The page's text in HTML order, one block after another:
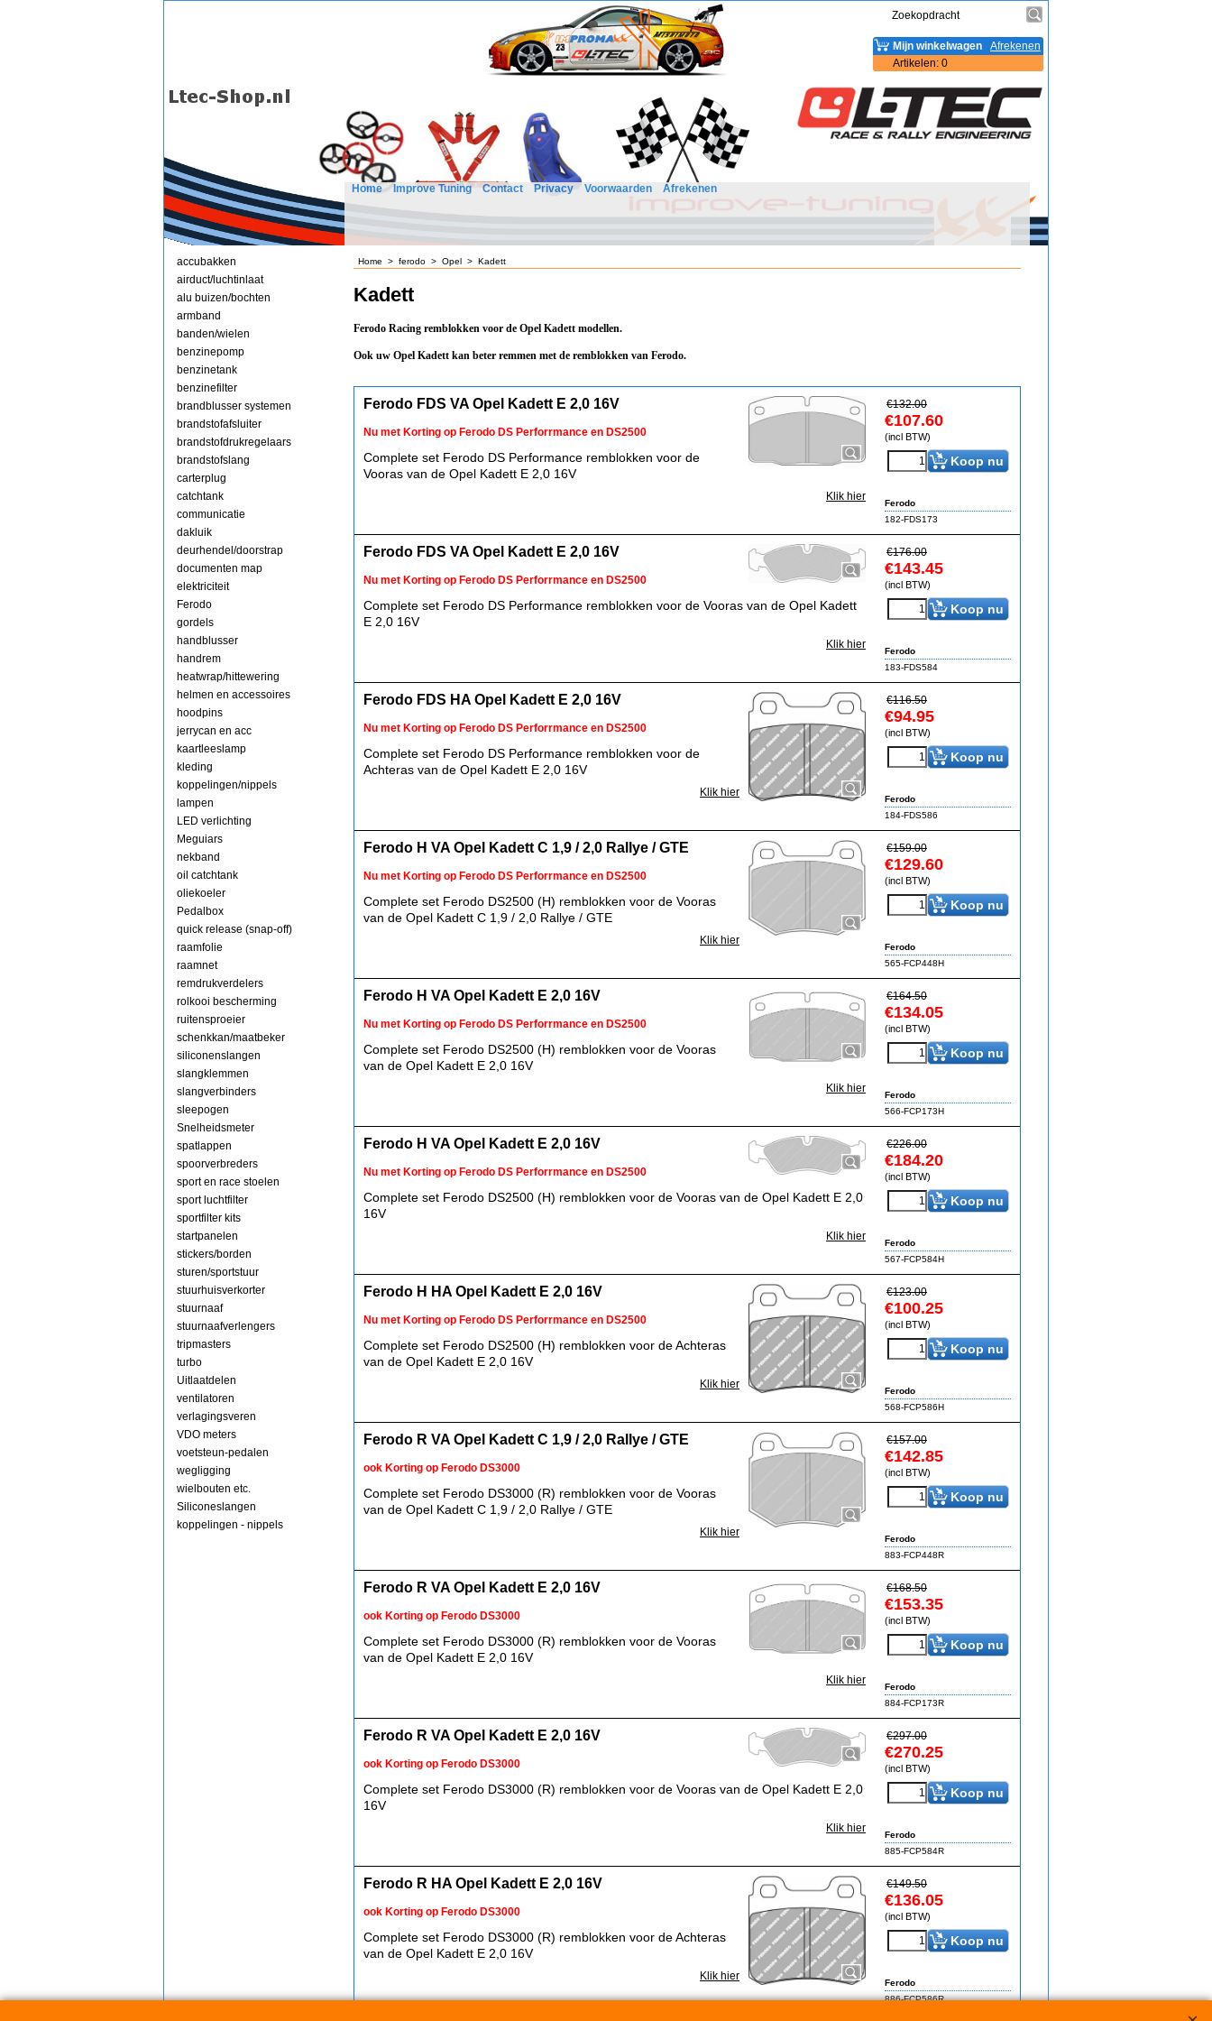
Afrekenen
Mijn winkelwagen
Artikelen: 0
Home Improve Tuning Contact Privacy Voorwaarden Afrekenen
accubakken
airduct/luchtinlaat
alu buizen/bochten
armband
banden/wielen
benzinepomp
benzinetank
benzinefilter
brandblusser systemen
brandstofafsluiter
brandstofdrukregelaars
brandstofslang
carterplug
catchtank
communicatie
dakluik
deurhendel/doorstrap
documenten map
elektriciteit
Ferodo
gordels
handblusser
handrem
heatwrap/hittewering
helmen en accessoires
hoodpins
jerrycan en acc
kaartleeslamp
kleding
koppelingen/nippels
lampen
LED verlichting
Meguiars
nekband
oil catchtank
oliekoeler
Pedalbox
quick release (snap-off)
raamfolie
raamnet
remdrukverdelers
rolkooi bescherming
ruitensproeier
schenkkan/maatbeker
siliconenslangen
slangklemmen
slangverbinders
sleepogen
Snelheidsmeter
spatlappen
spoorverbreders
sport en race stoelen
sport luchtfilter
sportfilter kits
startpanelen
stickers/borden
sturen/sportstuur
stuurhuisverkorter
stuurnaaf
stuurnaafverlengers
tripmasters
turbo
Uitlaatdelen
ventilatoren
verlagingsveren
VDO meters
voetsteun-pedalen
wegligging
wielbouten etc.
Siliconeslangen
koppelingen - nippels
Home > ferodo > Opel > Kadett
Kadett
Ferodo Racing remblokken voor de Opel Kadett modellen.
Ook uw Opel Kadett kan beter remmen met de remblokken van Ferodo.
€132.00
€107.60
(incl BTW)
Koop nu
Ferodo
182-FDS173
Ferodo FDS VA Opel Kadett E 2,0 16V
Nu met Korting op Ferodo DS Perforrmance en DS2500
Complete set Ferodo DS Performance remblokken voor de
Vooras van de Opel Kadett E 2,0 16V
Klik hier
€176.00
€143.45
(incl BTW)
Koop nu
Ferodo
183-FDS584
Ferodo FDS VA Opel Kadett E 2,0 16V
Nu met Korting op Ferodo DS Perforrmance en DS2500
Complete set Ferodo DS Performance remblokken voor de Vooras van de Opel Kadett
E 2,0 16V
Klik hier
€116.50
€94.95
(incl BTW)
Koop nu
Ferodo
184-FDS586
Ferodo FDS HA Opel Kadett E 2,0 16V
Nu met Korting op Ferodo DS Perforrmance en DS2500
Complete set Ferodo DS Performance remblokken voor de
Achteras van de Opel Kadett E 2,0 16V
Klik hier
€159.00
€129.60
(incl BTW)
Koop nu
Ferodo
565-FCP448H
Ferodo H VA Opel Kadett C 1,9 / 2,0 Rallye / GTE
Nu met Korting op Ferodo DS Perforrmance en DS2500
Complete set Ferodo DS2500 (H) remblokken voor de Vooras
van de Opel Kadett C 1,9 / 2,0 Rallye / GTE
Klik hier
€164.50
€134.05
(incl BTW)
Koop nu
Ferodo
566-FCP173H
Ferodo H VA Opel Kadett E 2,0 16V
Nu met Korting op Ferodo DS Perforrmance en DS2500
Complete set Ferodo DS2500 (H) remblokken voor de Vooras
van de Opel Kadett E 2,0 16V
Klik hier
€226.00
€184.20
(incl BTW)
Koop nu
Ferodo
567-FCP584H
Ferodo H VA Opel Kadett E 2,0 16V
Nu met Korting op Ferodo DS Perforrmance en DS2500
Complete set Ferodo DS2500 (H) remblokken voor de Vooras van de Opel Kadett E 2,0
16V
Klik hier
€123.00
€100.25
(incl BTW)
Koop nu
Ferodo
568-FCP586H
Ferodo H HA Opel Kadett E 2,0 16V
Nu met Korting op Ferodo DS Perforrmance en DS2500
Complete set Ferodo DS2500 (H) remblokken voor de Achteras
van de Opel Kadett E 2,0 16V
Klik hier
€157.00
€142.85
(incl BTW)
Koop nu
Ferodo
883-FCP448R
Ferodo R VA Opel Kadett C 1,9 / 2,0 Rallye / GTE
ook Korting op Ferodo DS3000
Complete set Ferodo DS3000 (R) remblokken voor de Vooras
van de Opel Kadett C 1,9 / 2,0 Rallye / GTE
Klik hier
€168.50
€153.35
(incl BTW)
Koop nu
Ferodo
884-FCP173R
Ferodo R VA Opel Kadett E 2,0 16V
ook Korting op Ferodo DS3000
Complete set Ferodo DS3000 (R) remblokken voor de Vooras
van de Opel Kadett E 2,0 16V
Klik hier
€297.00
€270.25
(incl BTW)
Koop nu
Ferodo
885-FCP584R
Ferodo R VA Opel Kadett E 2,0 16V
ook Korting op Ferodo DS3000
Complete set Ferodo DS3000 (R) remblokken voor de Vooras van de Opel Kadett E 2,0
16V
Klik hier
€149.50
€136.05
(incl BTW)
Koop nu
Ferodo
886-FCP586R
Ferodo R HA Opel Kadett E 2,0 16V
ook Korting op Ferodo DS3000
Complete set Ferodo DS3000 (R) remblokken voor de Achteras
van de Opel Kadett E 2,0 16V
Klik hier